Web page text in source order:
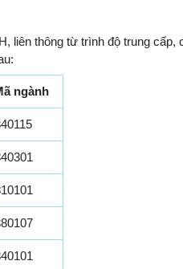
liên thông từ trình độ trung cấp,
ngành